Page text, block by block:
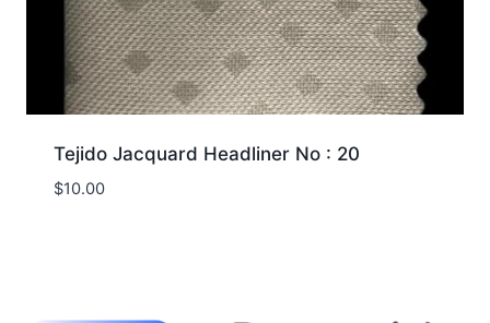
Tejido Jacquard Headliner No : 20
$10.00